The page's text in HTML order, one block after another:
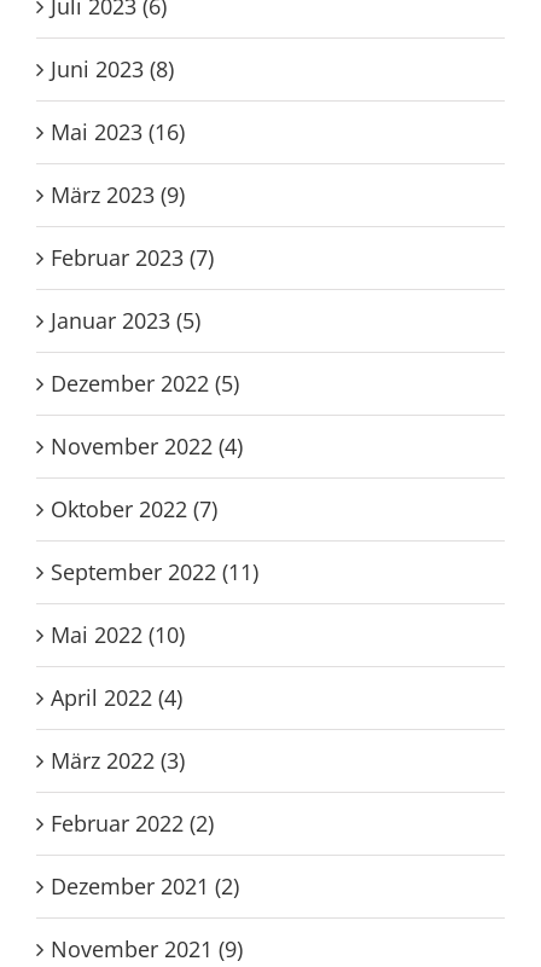
Juni 2023 (8)
Mai 2023 (16)
März 2023 (9)
Februar 2023 (7)
Januar 2023 (5)
Dezember 2022 (5)
November 2022 (4)
Oktober 2022 (7)
September 2022 (11)
Mai 2022 (10)
April 2022 (4)
März 2022 (3)
Februar 2022 (2)
Dezember 2021 (2)
November 2021 (9)